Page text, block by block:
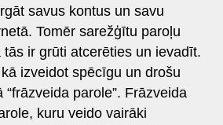
savus kontus un savu
Tomēr sarežģītu paroļu
tās ir grūti atcerēties un ievadīt.
izveidot spēcīgu un drošu
parole”. Frāzveida
kuru veido vairāki